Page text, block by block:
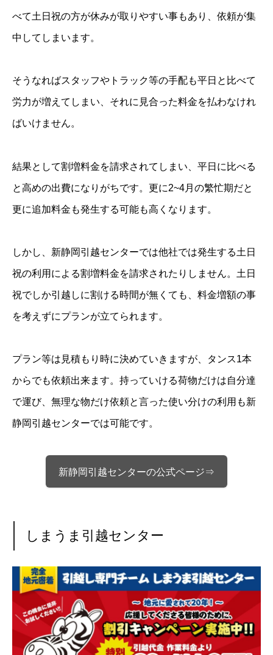
べて土日祝の方が休みが取りやすい事もあり、依頼が集
中してしまいます。
そうなればスタッフやトラック等の手配も平日と比べて
労力が増えてしまい、それに見合った料金を払わなけれ
ばいけません。
結果として割増料金を請求されてしまい、平日に比べる
と高めの出費になりがちです。更に2~4月の繁忙期だと
更に追加料金も発生する可能も高くなります。
しかし、新静岡引越センターでは他社では発生する土日
祝の利用による割増料金を請求されたりしません。土日
祝でしか引越しに割ける時間が無くても、料金増額の事
を考えずにプランが立てられます。
プラン等は見積もり時に決めていきますが、タンス1本
からでも依頼出来ます。持っていける荷物だけは自分達
で運び、無理な物だけ依頼と言った使い分けの利用も新
静岡引越センターでは可能です。
新静岡引越センターの公式ページ⇒
しまうま引越センター